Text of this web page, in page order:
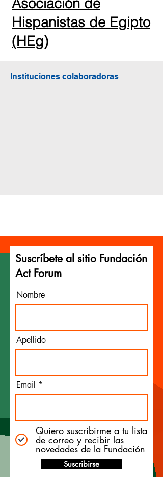
Hispanistas de Egipto
(HEg)
Instituciones colaboradoras
Suscríbete al sitio Fundación
Act Forum
Nombre
Apellido
Email
Quiero suscribirme a tu lista
de correo y recibir las
novedades de la Fundación
Suscribirse